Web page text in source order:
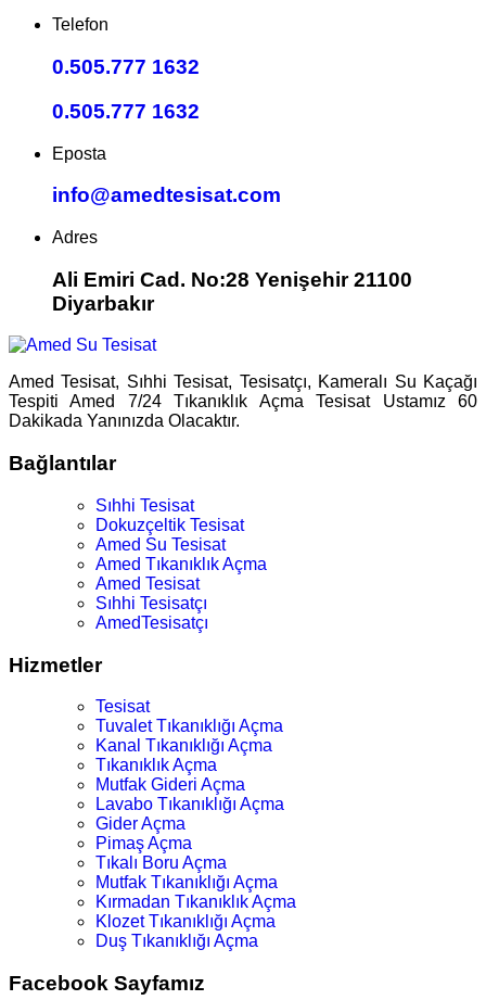
Telefon
0.505.777 1632
0.505.777 1632
Eposta
info@amedtesisat.com
Adres
Ali Emiri Cad. No:28 Yenişehir 21100
Diyarbakır
Amed Tesisat, Sıhhi Tesisat, Tesisatçı, Kameralı Su Kaçağı
Tespiti Amed 7/24 Tıkanıklık Açma Tesisat Ustamız 60
Dakikada Yanınızda Olacaktır.
Bağlantılar
Sıhhi Tesisat
Dokuzçeltik Tesisat
Amed Su Tesisat
Amed Tıkanıklık Açma
Amed Tesisat
Sıhhi Tesisatçı
AmedTesisatçı
Hizmetler
Tesisat
Tuvalet Tıkanıklığı Açma
Kanal Tıkanıklığı Açma
Tıkanıklık Açma
Mutfak Gideri Açma
Lavabo Tıkanıklığı Açma
Gider Açma
Pimaş Açma
Tıkalı Boru Açma
Mutfak Tıkanıklığı Açma
Kırmadan Tıkanıklık Açma
Klozet Tıkanıklığı Açma
Duş Tıkanıklığı Açma
Facebook Sayfamız